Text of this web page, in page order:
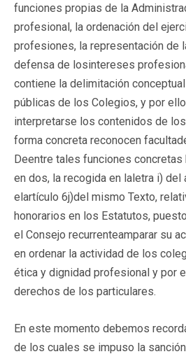
funciones propias de la
profesional, la ordenación del
profesiones, la representación de
defensa de losintereses
contiene la delimitación
públicas de los Colegios, y por
interpretarse los contenidos de
forma concreta reconocen
Deentre tales funciones
en dos, la recogida en laletra i) del
elartículo 6j)del mismo Texto,
honorarios en los Estatutos,
el Consejo recurrenteamparar su
en ordenar la actividad de los
ética y dignidad profesional y por
derechos de los particulares.
En este momento debemos
de los cuales se impuso la